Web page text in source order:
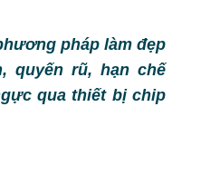
pháp làm đẹp
quyến rũ, hạn chế
qua thiết bị chip